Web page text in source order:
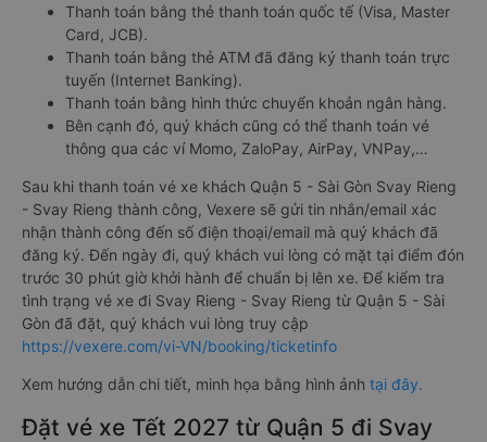
Thanh toán bằng thẻ thanh toán quốc tế (Visa, Master
Card, JCB).
Thanh toán bằng thẻ ATM đã đăng ký thanh toán trực
tuyến (Internet Banking).
Thanh toán bằng hình thức chuyển khoản ngân hàng.
Bên cạnh đó, quý khách cũng có thể thanh toán vé
thông qua các ví Momo, ZaloPay, AirPay, VNPay,…
Sau khi thanh toán vé xe khách Quận 5 - Sài Gòn Svay Rieng
- Svay Rieng thành công, Vexere sẽ gửi tin nhắn/email xác
nhận thành công đến số điện thoại/email mà quý khách đã
đăng ký. Đến ngày đi, quý khách vui lòng có mặt tại điểm đón
trước 30 phút giờ khởi hành để chuẩn bị lên xe. Để kiểm tra
tình trạng vé xe đi Svay Rieng - Svay Rieng từ Quận 5 - Sài
Gòn đã đặt, quý khách vui lòng truy cập
https://vexere.com/vi-VN/booking/ticketinfo
Xem hướng dẫn chi tiết, minh họa bằng hình ảnh tại đây.
Đặt vé xe Tết 2027 từ Quận 5 đi Svay